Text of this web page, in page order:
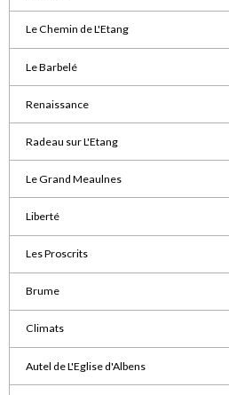
Le Chemin de L'Etang
Le Barbelé
Renaissance
Radeau sur L'Etang
Le Grand Meaulnes
Liberté
Les Proscrits
Brume
Climats
Autel de L'Eglise d'Albens